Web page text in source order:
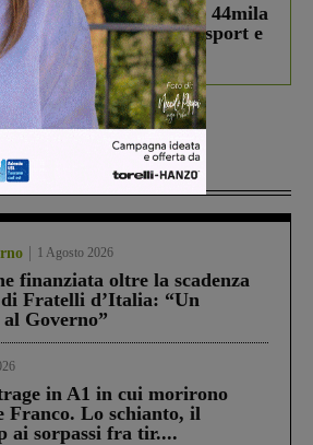
Smart Cities, oltre 44mila
torna il bando per lo sport e
Estrair
1 Agosto 2026
finanziata oltre la scadenza
Fratelli d’Italia: “Un
Governo”
in A1 in cui morirono
Franco. Lo schianto, il
ai sorpassi fra tir....